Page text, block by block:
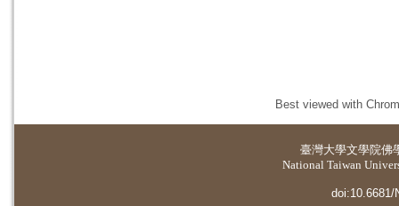
Best viewed with
臺灣大學文學院佛
National Taiwan
doi:10.6681/